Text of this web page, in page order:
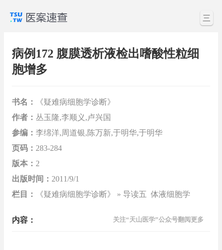
三
病例172 腹膜透析液检出嗜酸性粒细
胞增多
书名：
《疑难病细胞学诊断》
作者： 丛玉隆,李顺义,卢兴国
参编： 李绵洋,周道银,陈万新,于明华,于明华
页码： 283-284
版本： 2
出版时间： 2011/9/1
栏目：
《疑难病细胞学诊断》 » 导读五 体液细胞学
内容： 关注“天山医学”公众号翻阅更多